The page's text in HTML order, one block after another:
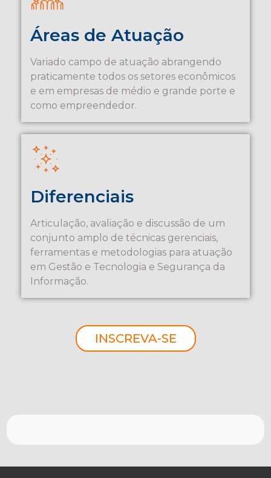
Áreas de Atuação
Variado campo de atuação abrangendo
praticamente todos os setores econômicos
e em empresas de médio e grande porte e
como empreendedor.
Diferenciais
Articulação, avaliação e discussão de um
conjunto amplo de técnicas gerenciais,
ferramentas e metodologias para atuação
em Gestão e Tecnologia e Segurança da
Informação.
INSCREVA-SE